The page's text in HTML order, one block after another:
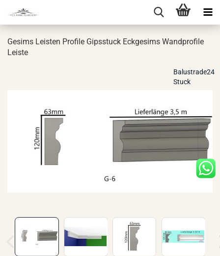
Ge­sims Leis­ten Pro­fi­le Gips­stuck Eck­ge­sims Wand­pro­fi­le
Leis­te
Balustrade24
Stuck